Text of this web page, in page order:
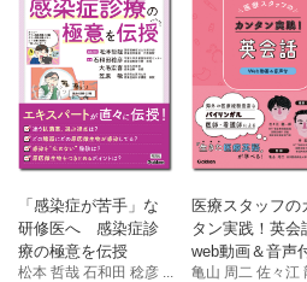
「感染症が苦手」な
研修医へ 感染症診
療の極意を伝授
松本 哲哉 石和田 稔彦 ...
医療スタッフの
タン実践！英会
web動画＆音声
亀山 周二 佐々江